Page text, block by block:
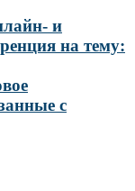
и
на тему:
с